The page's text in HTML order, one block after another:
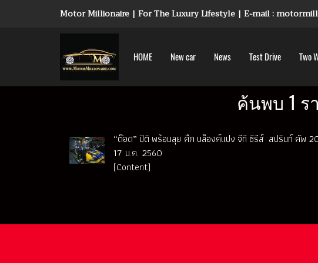
Motor Millionaire | For The Luxury Lifestyle | E-mail :
HOME New car News Test Drive Two
ค้นพบ 1 ร
“ต๊อด” ปิติ พร้อมลุย ศึก บล็องค์แปง จีที ซีรีส์ สปรินท์ คัพ
17 ม.ค. 2560
(Content)